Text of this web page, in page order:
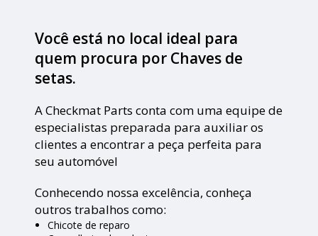
Você está no local ideal para
quem procura por Chaves de
setas.
A Checkmat Parts conta com uma equipe de
especialistas preparada para auxiliar os
clientes a encontrar a peça perfeita para
seu automóvel
Conhecendo nossa excelência, conheça
outros trabalhos como:
Chicote de reparo